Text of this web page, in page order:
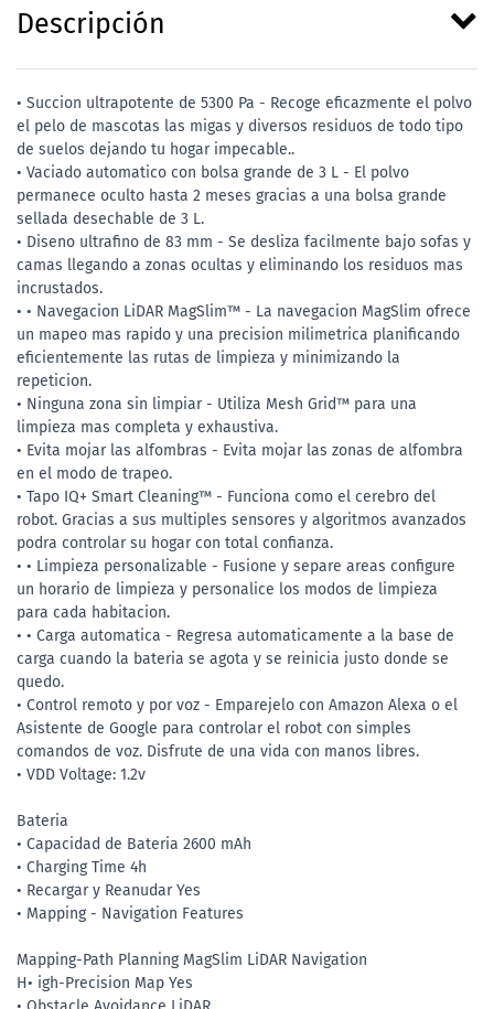
Descripción
• Succion ultrapotente de 5300 Pa - Recoge eficazmente el polvo
el pelo de mascotas las migas y diversos residuos de todo tipo
de suelos dejando tu hogar impecable..
• Vaciado automatico con bolsa grande de 3 L - El polvo
permanece oculto hasta 2 meses gracias a una bolsa grande
sellada desechable de 3 L.
• Diseno ultrafino de 83 mm - Se desliza facilmente bajo sofas y
camas llegando a zonas ocultas y eliminando los residuos mas
incrustados.
• • Navegacion LiDAR MagSlim™ - La navegacion MagSlim ofrece
un mapeo mas rapido y una precision milimetrica planificando
eficientemente las rutas de limpieza y minimizando la
repeticion.
• Ninguna zona sin limpiar - Utiliza Mesh Grid™ para una
limpieza mas completa y exhaustiva.
• Evita mojar las alfombras - Evita mojar las zonas de alfombra
en el modo de trapeo.
• Tapo IQ+ Smart Cleaning™ - Funciona como el cerebro del
robot. Gracias a sus multiples sensores y algoritmos avanzados
podra controlar su hogar con total confianza.
• • Limpieza personalizable - Fusione y separe areas configure
un horario de limpieza y personalice los modos de limpieza
para cada habitacion.
• • Carga automatica - Regresa automaticamente a la base de
carga cuando la bateria se agota y se reinicia justo donde se
quedo.
• Control remoto y por voz - Emparejelo con Amazon Alexa o el
Asistente de Google para controlar el robot con simples
comandos de voz. Disfrute de una vida con manos libres.
• VDD Voltage: 1.2v
Bateria
• Capacidad de Bateria 2600 mAh
• Charging Time 4h
• Recargar y Reanudar Yes
• Mapping - Navigation Features
Mapping-Path Planning MagSlim LiDAR Navigation
H• igh-Precision Map Yes